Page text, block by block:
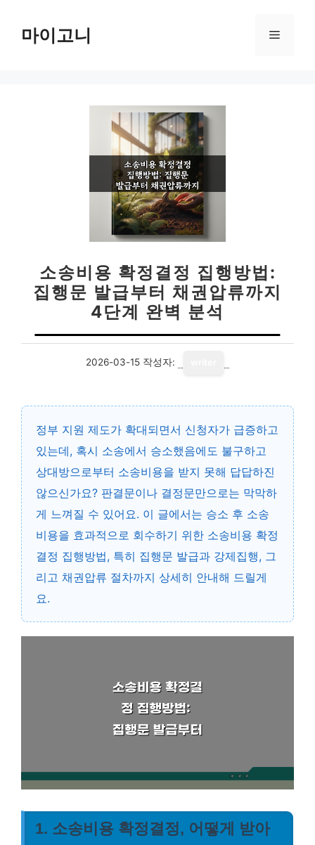
마이고니 메
소송비용 확정결정 집행방법:
집행문 발급부터 채권압류까지
4단계 완벽 분석
2026-03-15 작성자:
정부 지원 제도가 확대되면서 신청자가 급증하고
있는데, 혹시 소송에서 승소했음에도 불구하고
상대방으로부터 소송비용을 받지 못해 답답하진
않으신가요? 판결문이나 결정문만으로는 막막하
게 느껴질 수 있어요. 이 글에서는 승소 후 소송
비용을 효과적으로 회수하기 위한 소송비용 확정
결정 집행방법, 특히 집행문 발급과 강제집행, 그
리고 채권압류 절차까지 상세히 안내해 드릴게
요.
1. 소송비용 확정결정, 어떻게 받아